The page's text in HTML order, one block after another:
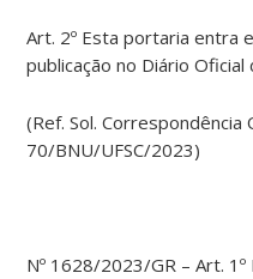
Art. 2º Esta portaria entra
publicação no Diário Oficial
(Ref. Sol. Correspondência
70/BNU/UFSC/2023)
Nº 1628/2023/GR – Art.